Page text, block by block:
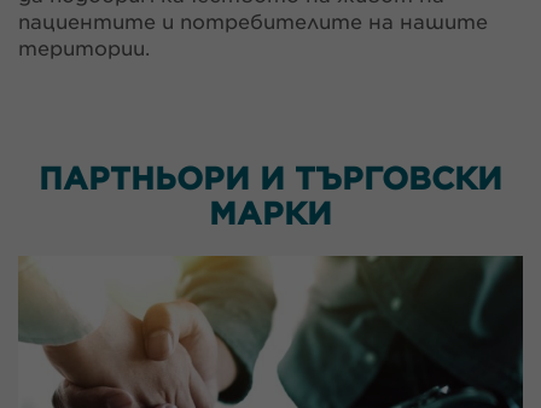
пациентите и потребителите на нашите
територии.
ПАРТНЬОРИ И ТЪРГОВСКИ
МАРКИ